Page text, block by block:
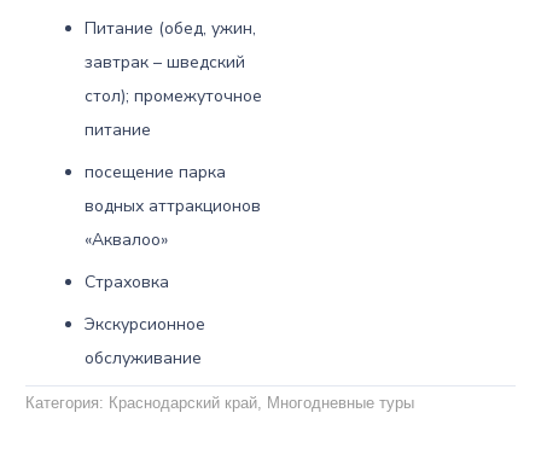
Питание (обед, ужин,
завтрак – шведский
стол); промежуточное
питание
посещение парка
водных аттракционов
«Аквалоо»
Страховка
Экскурсионное
обслуживание
Категория: Краснодарский край, Многодневные туры